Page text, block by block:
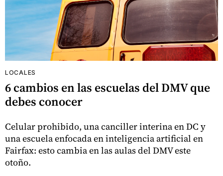
LOCALES
6 cambios en las escuelas del DMV que
debes conocer
Celular prohibido, una canciller interina en DC y
una escuela enfocada en inteligencia artificial en
Fairfax: esto cambia en las aulas del DMV este
otoño.